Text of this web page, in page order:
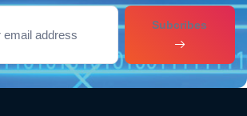
Subcribes